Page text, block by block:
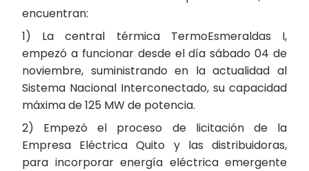
encuentran:
1) La central térmica TermoEsmeraldas I,
empezó a funcionar desde el día sábado 04 de
noviembre, suministrando en la actualidad al
Sistema Nacional Interconectado, su capacidad
máxima de 125 MW de potencia.
2) Empezó el proceso de licitación de la
Empresa Eléctrica Quito y las distribuidoras,
para incorporar energía eléctrica emergente